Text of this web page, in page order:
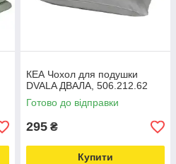
КЕА Чохол для подушки
DVALA ДВАЛА, 506.212.62
Готово до відправки
295 ₴
Купити